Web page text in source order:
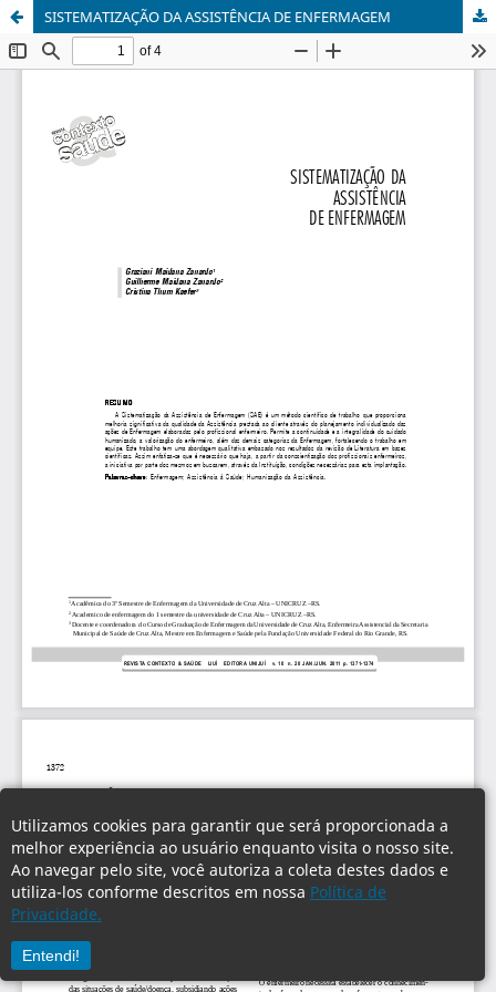
Utilizamos cookies para garantir que será proporcionada a
melhor experiência ao usuário enquanto visita o nosso site.
Ao navegar pelo site, você autoriza a coleta destes dados e
utiliza-los conforme descritos em nossa Política de
Privacidade.
Entendi!
SISTEMATIZAÇÃO DA ASSISTÊNCIA DE ENFERMAGEM